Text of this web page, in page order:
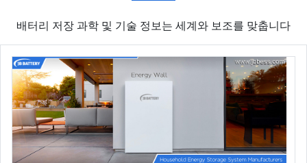
배터리 저장 과학 및 기술 정보는 세계와 보조를 맞춥니다